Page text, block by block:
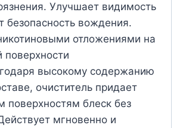
Улучшает видимость
безопасность вождения.
отложениями на
поверхности
высокому содержанию
очиститель придает
поверхностям блеск без
мгновенно и